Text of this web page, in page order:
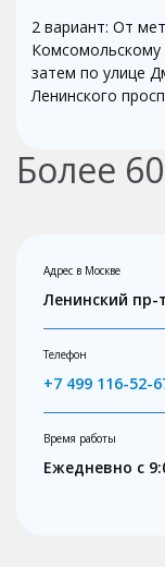
2 вариант: От
Комсомольскому
затем по улице
Ленинского
Более
Адрес в Москве
Ленинский пр-
Телефон
+7 499 116-52-
Время работы
Ежедневно с